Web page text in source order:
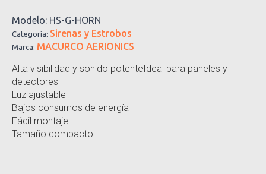
Modelo: HS-G-HORN
Categoría: Sirenas y Estrobos
Marca: MACURCO AERIONICS
Alta visibilidad y sonido potenteIdeal para paneles y
detectores
Luz ajustable
Bajos consumos de energía
Fácil montaje
Tamaño compacto